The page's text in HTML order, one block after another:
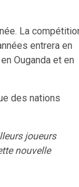
La
entrera en
Ouganda et en
des nations
joueurs
nouvelle